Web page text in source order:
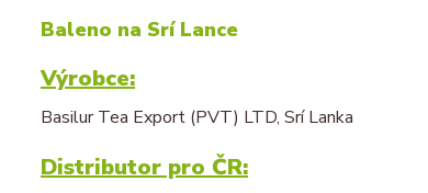
Baleno na Srí Lance
Výrobce:
Basilur Tea Export (PVT) LTD, Srí Lanka
Distributor pro ČR: